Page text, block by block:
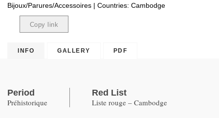
Bijoux/Parures/Accessoires | Countries: Cambodge
Copy link
INFO GALLERY PDF
Period
Préhistorique
Red List
Liste rouge – Cambodge